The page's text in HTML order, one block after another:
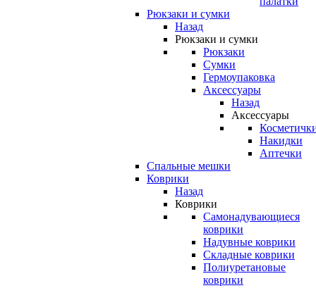
Рюкзаки и сумки
Назад
Рюкзаки и сумки
Рюкзаки
Сумки
Гермоупаковка
Аксессуары
Назад
Аксессуары
Накидки
Аптечки
Спальные мешки
Коврики
Назад
Коврики
Самонадувающиеся
коврики
Надувные коврики
Складные коврики
Полиуретановые
коврики